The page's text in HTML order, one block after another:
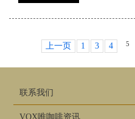
上一页 1 3 4 5
联系我们
VOX唯咖啡资讯